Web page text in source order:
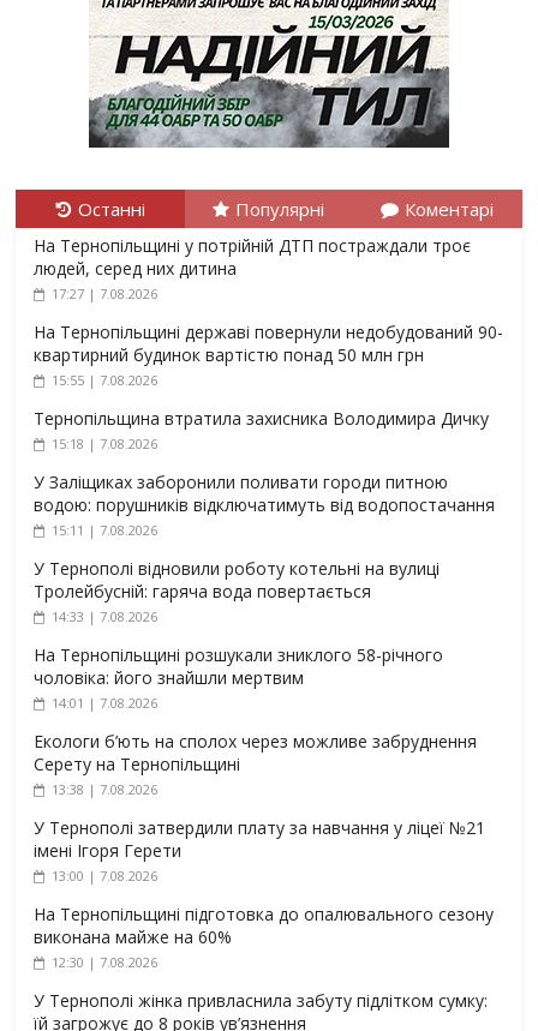
Останні Популярні Коментарі
На Тернопільщині у потрійній ДТП постраждали троє
людей, серед них дитина
17:27 | 7.08.2026
На Тернопільщині державі повернули недобудований 90-
квартирний будинок вартістю понад 50 млн грн
15:55 | 7.08.2026
Тернопільщина втратила захисника Володимира Дичку
15:18 | 7.08.2026
У Заліщиках заборонили поливати городи питною
водою: порушників відключатимуть від водопостачання
15:11 | 7.08.2026
У Тернополі відновили роботу котельні на вулиці
Тролейбусній: гаряча вода повертається
14:33 | 7.08.2026
На Тернопільщині розшукали зниклого 58-річного
чоловіка: його знайшли мертвим
14:01 | 7.08.2026
Екологи б’ють на сполох через можливе забруднення
Серету на Тернопільщині
13:38 | 7.08.2026
У Тернополі затвердили плату за навчання у ліцеї №21
імені Ігоря Герети
13:00 | 7.08.2026
На Тернопільщині підготовка до опалювального сезону
виконана майже на 60%
12:30 | 7.08.2026
У Тернополі жінка привласнила забуту підлітком сумку:
їй загрожує до 8 років ув’язнення